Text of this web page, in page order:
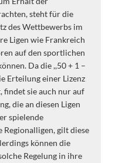
steht für die
des Wettbewerbs im
Ligen wie Frankreich
auf den sportlichen
Da die ,,50 + 1 –
Erteilung einer Lizenz
findet sie auch nur auf
die an diesen Ligen
spielende
Regionalligen, gilt diese
können die
Regelung in ihre